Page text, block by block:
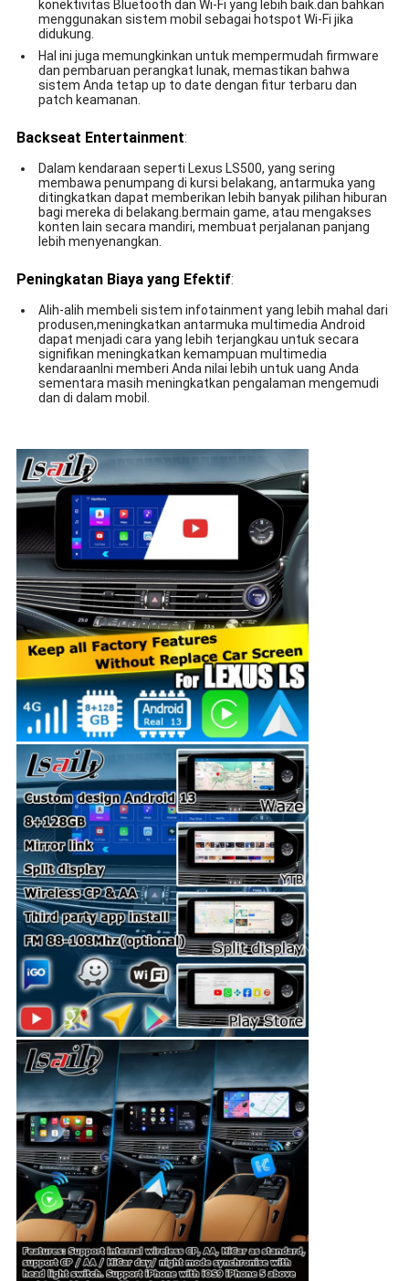
konektivitas Bluetooth dan Wi-Fi yang lebih baik.dan bahkan
menggunakan sistem mobil sebagai hotspot Wi-Fi jika
didukung.
Hal ini juga memungkinkan untuk mempermudah firmware
dan pembaruan perangkat lunak, memastikan bahwa
sistem Anda tetap up to date dengan fitur terbaru dan
patch keamanan.
Backseat Entertainment:
Dalam kendaraan seperti Lexus LS500, yang sering
membawa penumpang di kursi belakang, antarmuka yang
ditingkatkan dapat memberikan lebih banyak pilihan hiburan
bagi mereka di belakang.bermain game, atau mengakses
konten lain secara mandiri, membuat perjalanan panjang
lebih menyenangkan.
Peningkatan Biaya yang Efektif:
Alih-alih membeli sistem infotainment yang lebih mahal dari
produsen,meningkatkan antarmuka multimedia Android
dapat menjadi cara yang lebih terjangkau untuk secara
signifikan meningkatkan kemampuan multimedia
kendaraanIni memberi Anda nilai lebih untuk uang Anda
sementara masih meningkatkan pengalaman mengemudi
dan di dalam mobil.